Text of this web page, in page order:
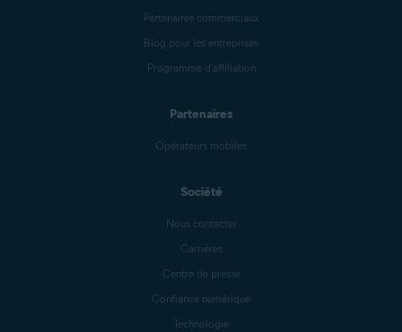
Partenaires commerciaux
Blog pour les entreprises
Programme d’affiliation
Partenaires
Opérateurs mobiles
Société
Nous contacter
Carrières
Centre de presse
Confiance numérique
Technologie